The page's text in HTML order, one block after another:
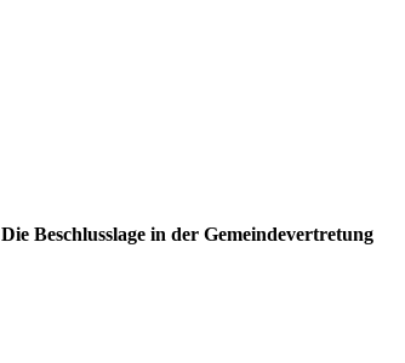
Die Beschlusslage in der Gemeindevertretung